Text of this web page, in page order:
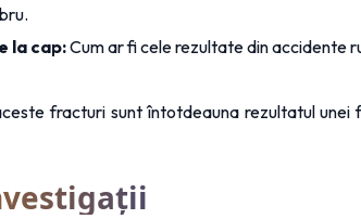
la cap: Cum ar fi cele rezultate din accidente
fracturi sunt întotdeauna rezultatul unei